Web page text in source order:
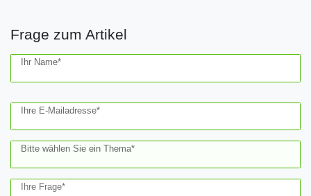
Frage zum Artikel
Ihr Name*
Ihre E-Mailadresse*
Bitte wählen Sie ein Thema*
Ihre Frage*
Ceres::Template.mailFormHoneypotLabel